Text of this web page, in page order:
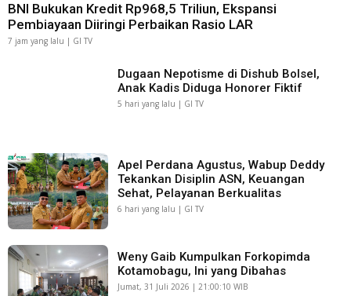
BNI Bukukan Kredit Rp968,5 Triliun, Ekspansi
Pembiayaan Diiringi Perbaikan Rasio LAR
7 jam yang lalu | GI TV
Dugaan Nepotisme di Dishub Bolsel,
Anak Kadis Diduga Honorer Fiktif
5 hari yang lalu | GI TV
Apel Perdana Agustus, Wabup Deddy
Tekankan Disiplin ASN, Keuangan
Sehat, Pelayanan Berkualitas
6 hari yang lalu | GI TV
Weny Gaib Kumpulkan Forkopimda
Kotamobagu, Ini yang Dibahas
Jumat, 31 Juli 2026 | 21:00:10 WIB